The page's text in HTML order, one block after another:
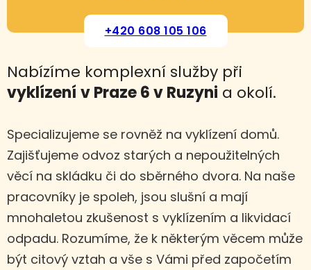
+420 608 105 106
Nabízíme komplexní služby při
vyklízení v Praze 6 v Ruzyni a okolí.
Specializujeme se rovněž na vyklízení domů.
Zajišťujeme odvoz starých a nepoužitelných
věcí na skládku či do sběrného dvora. Na naše
pracovníky je spoleh, jsou slušní a mají
mnohaletou zkušenost s vyklízením a likvidací
odpadu. Rozumíme, že k některým věcem může
být citový vztah a vše s Vámi před započetím